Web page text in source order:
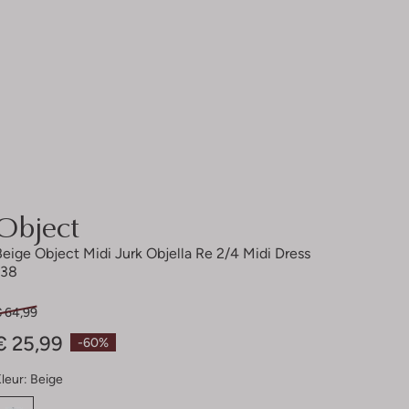
Object Midi Jurk Objella Re 2/4 Midi Dress
-60%
64,99
25,99
Beige